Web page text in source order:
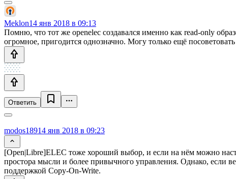
Meklon14 янв 2018 в 09:13
Помню, что тот же openelec создавался именно как read-only
огромное, пригодится однозначно. Могу только ещё
Ответить
modos18914 янв 2018 в 09:23
[Open|Libre]ELEC тоже хороший выбор, и если на нём можно
простора мысли и более привычного управления. Однако, если
поддержкой Copy-On-Write.